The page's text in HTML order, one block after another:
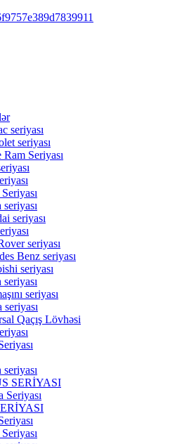
seriyası
seriyası
Seriyası
seriyası
seriyası
Benz seriyası
seriyası
seriyası
Qaçış Lövhəsi
SERİYASI
Seriyası